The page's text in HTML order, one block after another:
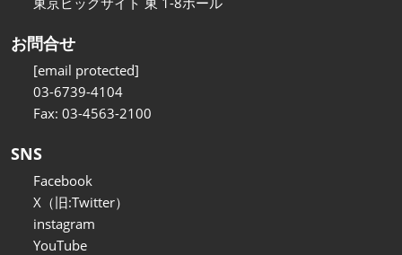
お問合せ
[email protected]
03-6739-4104
Fax: 03-4563-2100
SNS
Facebook
X（旧:Twitter）
instagram
YouTube